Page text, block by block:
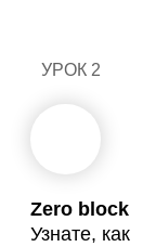
Zero block
Узнате, как
УРОК 2